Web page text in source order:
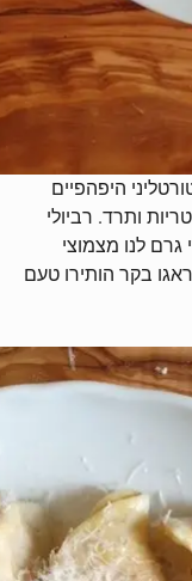
היפהפיים
ותרד. רביולי
גרם לנו מצמוצי
ראגו בקר הותירו טעם